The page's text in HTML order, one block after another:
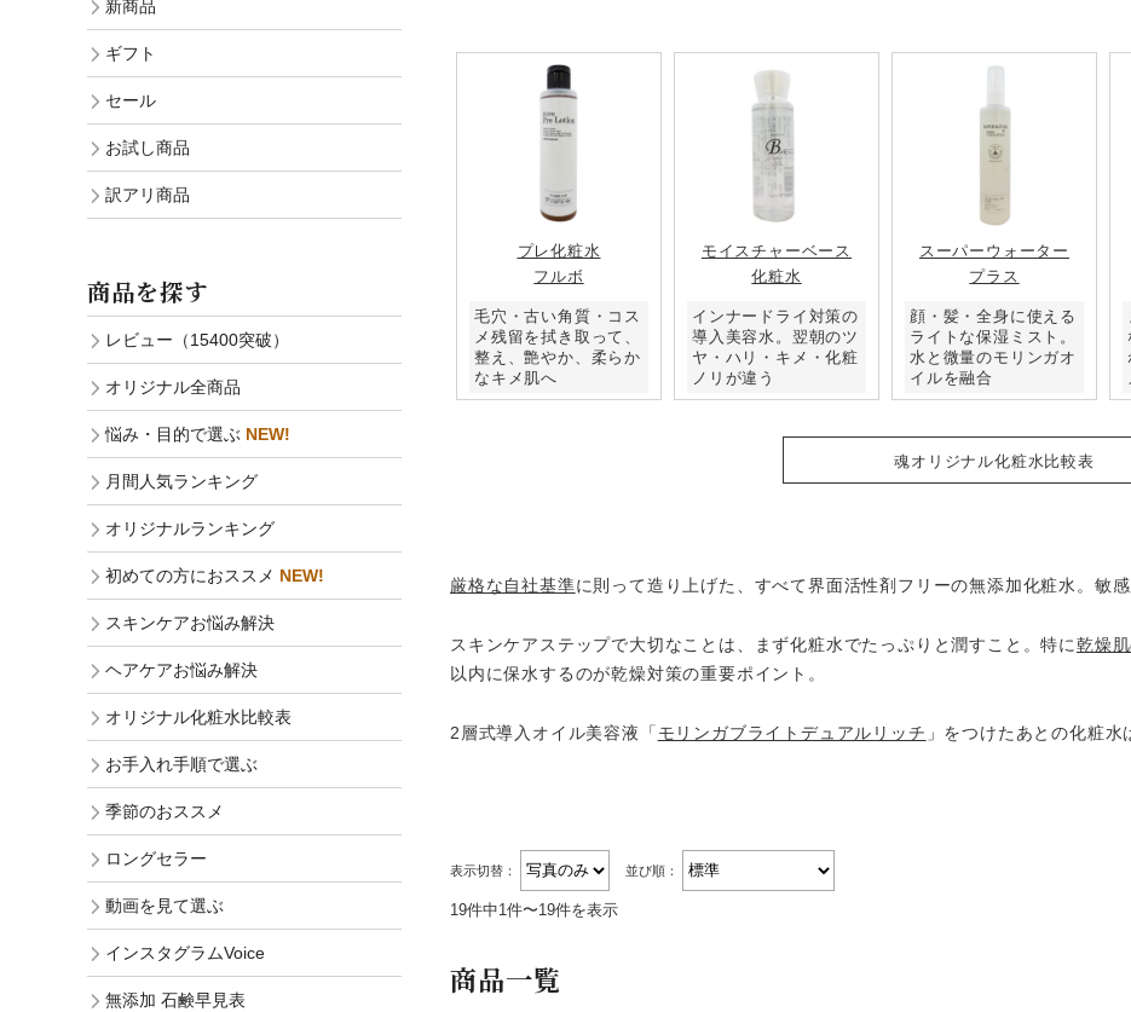
プレ化粧水
フルボ
毛穴・古い角質・コス
メ残留を拭き取って、
整え、艶やか、柔らか
なキメ肌へ
モイスチャーベース
化粧水
インナードライ対策の
導入美容水。翌朝のツ
ヤ・ハリ・キメ・化粧
ノリが違う
スーパーウォーター
プラス
顔・髪・全身に使える
ライトな保湿ミスト。
水と微量のモリンガオ
イルを融合
魂オリジナル化粧水比較表
厳格な自社基準に則って造り上げた、すべて界面活性剤フリーの無添加化粧水。敏
スキンケアステップで大切なことは、まず化粧水でたっぷりと潤すこと。特に乾燥
以内に保水するのが乾燥対策の重要ポイント。
2層式導入オイル美容液「 モリンガブライトデュアルリッチ 」をつけたあとの化粧水
表示切替： 並び順：
19件中1件〜19件を表示
商品一覧
新商品
ギフト
セール
お試し商品
訳アリ商品
商品を探す
レビュー（15400突破）
オリジナル全商品
悩み・目的で選ぶ NEW!
月間人気ランキング
オリジナルランキング
初めての方におススメ NEW!
スキンケアお悩み解決
ヘアケアお悩み解決
オリジナル化粧水比較表
お手入れ手順で選ぶ
季節のおススメ
ロングセラー
動画を見て選ぶ
インスタグラムVoice
無添加 石鹸早見表